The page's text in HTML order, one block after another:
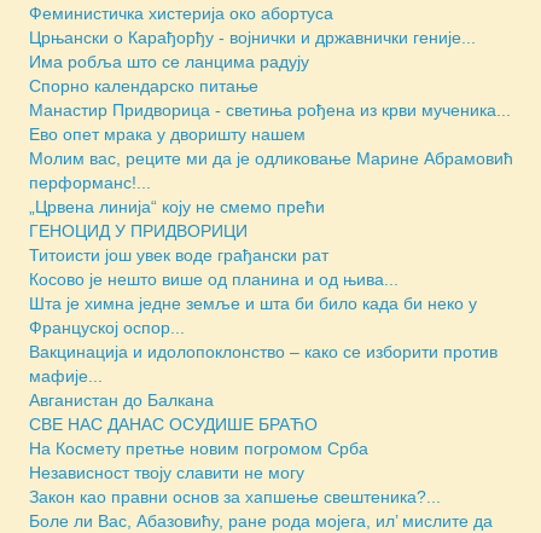
Феминистичка хистерија око абортуса
Црњански о Карађорђу - војнички и државнички геније...
Има робља што се ланцима радују
Спорно календарско питање
Манастир Придворица - светиња рођена из крви мученика...
Ево опет мрака у дворишту нашем
Молим вас, реците ми да је одликовање Марине Абрамовић
перформанс!...
„Црвена линија“ коју не смемо прећи
ГЕНОЦИД У ПРИДВОРИЦИ
Титоисти још увек воде грађански рат
Косово је нешто више од планина и од њива...
Шта је химна једне земље и шта би било када би неко у
Француској оспор...
Вакцинација и идолопоклонство – како се изборити против
мафије...
Авганистан до Балкана
СВЕ НАС ДАНАС ОСУДИШЕ БРАЋО
На Космету претње новим погромом Срба
Независност твоју славити не могу
Закон као правни основ за хапшење свештеника?...
Боле ли Вас, Абазовићу, ране рода мојега, ил’ мислите да